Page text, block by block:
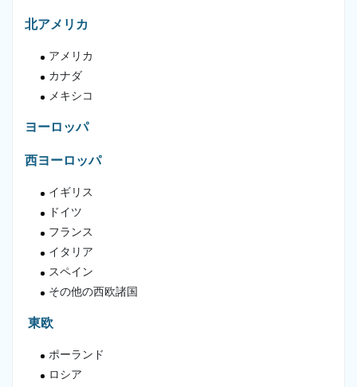
北アメリカ
アメリカ
カナダ
メキシコ
ヨーロッパ
西ヨーロッパ
イギリス
ドイツ
フランス
イタリア
スペイン
その他の西欧諸国
東欧
ポーランド
ロシア